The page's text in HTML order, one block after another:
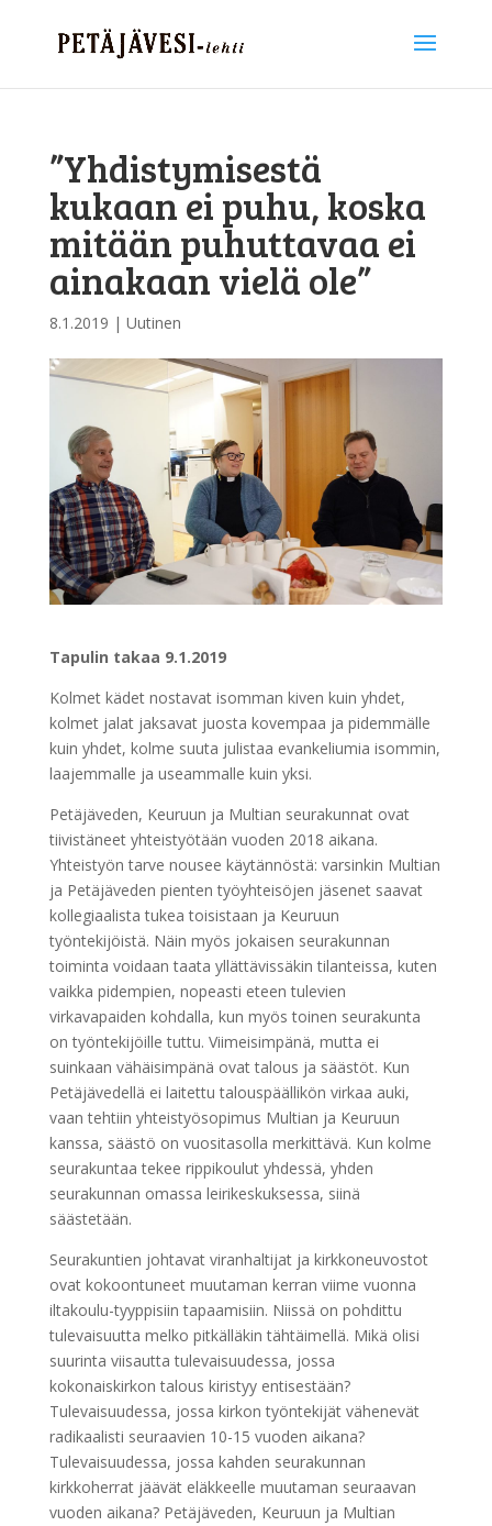
”Yhdistymisestä
kukaan ei puhu, koska
mitään puhuttavaa ei
ainakaan vielä ole”
8.1.2019 | Uutinen
Tapulin takaa 9.1.2019
Kolmet kädet nostavat isomman kiven kuin yhdet,
kolmet jalat jaksavat juosta kovempaa ja pidemmälle
kuin yhdet, kolme suuta julistaa evankeliumia isommin,
laajemmalle ja useammalle kuin yksi.
Petäjäveden, Keuruun ja Multian seurakunnat ovat
tiivistäneet yhteistyötään vuoden 2018 aikana.
Yhteistyön tarve nousee käytännöstä: varsinkin Multian
ja Petäjäveden pienten työyhteisöjen jäsenet saavat
kollegiaalista tukea toisistaan ja Keuruun
työntekijöistä. Näin myös jokaisen seurakunnan
toiminta voidaan taata yllättävissäkin tilanteissa, kuten
vaikka pidempien, nopeasti eteen tulevien
virkavapaiden kohdalla, kun myös toinen seurakunta
on työntekijöille tuttu. Viimeisimpänä, mutta ei
suinkaan vähäisimpänä ovat talous ja säästöt. Kun
Petäjävedellä ei laitettu talouspäällikön virkaa auki,
vaan tehtiin yhteistyösopimus Multian ja Keuruun
kanssa, säästö on vuositasolla merkittävä. Kun kolme
seurakuntaa tekee rippikoulut yhdessä, yhden
seurakunnan omassa leirikeskuksessa, siinä
säästetään.
Seurakuntien johtavat viranhaltijat ja kirkkoneuvostot
ovat kokoontuneet muutaman kerran viime vuonna
iltakoulu-tyyppisiin tapaamisiin. Niissä on pohdittu
tulevaisuutta melko pitkälläkin tähtäimellä. Mikä olisi
suurinta viisautta tulevaisuudessa, jossa
kokonaiskirkon talous kiristyy entisestään?
Tulevaisuudessa, jossa kirkon työntekijät vähenevät
radikaalisti seuraavien 10-15 vuoden aikana?
Tulevaisuudessa, jossa kahden seurakunnan
kirkkoherrat jäävät eläkkeelle muutaman seuraavan
vuoden aikana? Petäjäveden, Keuruun ja Multian